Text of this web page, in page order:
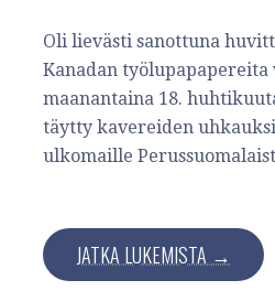
Oli lievästi sanottuna
Kanadan
maanantaina 18.
täytty kavereiden
ulkomaille
JATKA LUKEMISTA →